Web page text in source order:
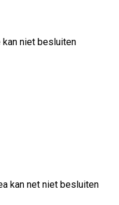
kan niet besluiten
kan net niet besluiten